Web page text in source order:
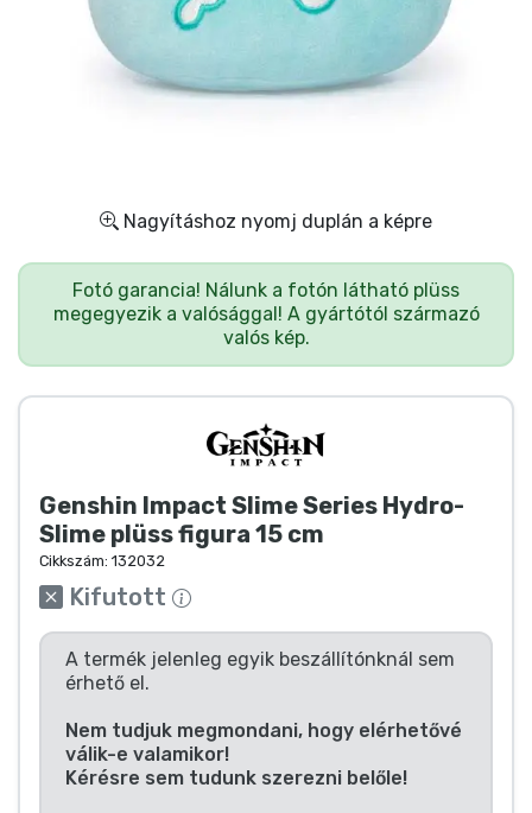
Nagyításhoz nyomj duplán a képre
Fotó garancia! Nálunk a fotón látható plüss
megegyezik a valósággal! A gyártótól származó
valós kép.
Genshin Impact Slime Series Hydro-
Slime plüss figura 15 cm
Cikkszám: 132032
Kifutott
A termék jelenleg egyik beszállítónknál sem
érhető el.
Nem tudjuk megmondani, hogy elérhetővé
válik-e valamikor!
Kérésre sem tudunk szerezni belőle!
Ajándékkártya
Szállítás és fizetés
Mesés cuccok
Animés cuccok
Gamer cuccok
Zenés cuccok
Terméktípusok
Márkák